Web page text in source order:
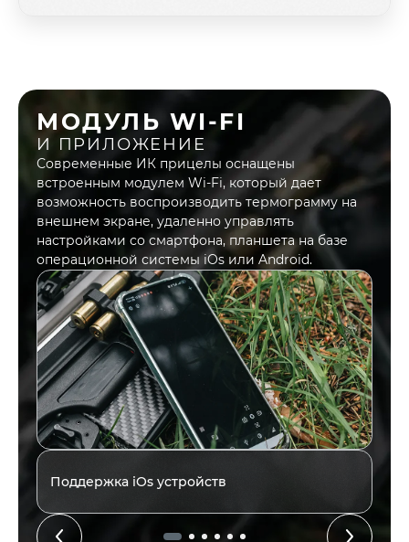
МОДУЛЬ WI-FI
И ПРИЛОЖЕНИЕ
Современные ИК прицелы оснащены
встроенным модулем Wi-Fi, который дает
возможность воспроизводить термограмму на
внешнем экране, удаленно управлять
настройками со смартфона, планшета на базе
операционной системы iOs или Android.
Поддержка iOs устройств